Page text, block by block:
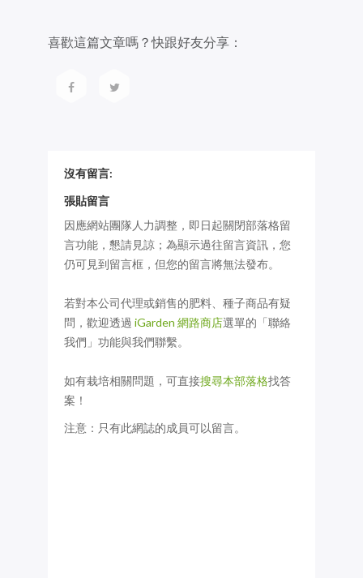
喜歡這篇文章嗎？快跟好友分享：
沒有留言:
張貼留言
因應網站團隊人力調整，即日起關閉部落格留
言功能，懇請見諒；為顯示過往留言資訊，您
仍可見到留言框，但您的留言將無法發布。
若對本公司代理或銷售的肥料、種子商品有疑
問，歡迎透過 iGarden 網路商店選單的「聯絡
我們」功能與我們聯繫。
如有栽培相關問題，可直接搜尋本部落格找答
案！
注意：只有此網誌的成員可以留言。